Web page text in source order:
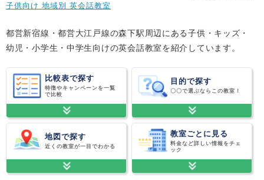
子供向け 地域別 英会話教室
都営新宿線・都営大江戸線の森下駅周辺にある子供・キッズ・
幼児・小学生・中学生向けの英会話教室を紹介しています。
比較表で探す
特徴やキャンペーンを一覧
で比較
目的で探す
〇〇で選ぶならこの教室！
地図で探す
近くの教室が一目でわかる
教室ごとに見る
料金など詳しい情報をチェ
ック